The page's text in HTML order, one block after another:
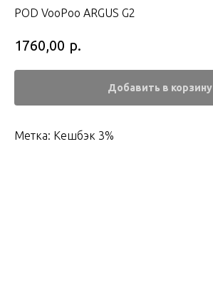
POD VooPoo ARGUS G2
1760,00 р.
Добавить в корзину
Метка: Кешбэк 3%